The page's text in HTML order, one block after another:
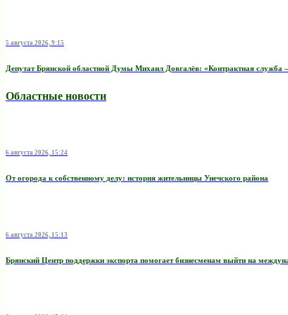
5 августа 2026, 9:15
Депутат Брянской областной Думы Михаил Довгалёв: «Контрактная служба
Областные новости
6 августа 2026, 15:24
От огорода к собственному делу: история жительницы Унечского района
6 августа 2026, 15:13
Брянский Центр поддержки экспорта помогает бизнесменам выйти на